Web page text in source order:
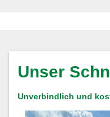
Unser
Unverbindlich und